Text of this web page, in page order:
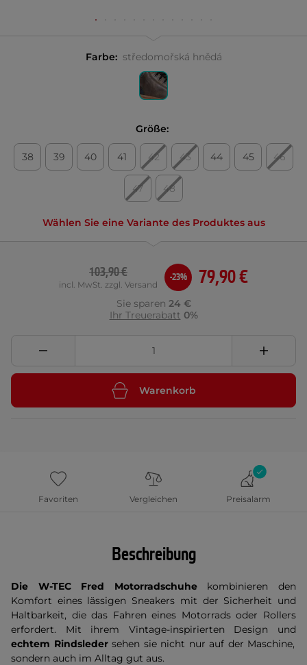
Farbe: středomořská hnědá
Größe:
38 39 40 41 42 43 44 45 46
47 48
Wählen Sie eine Variante des Produktes aus
79,90 €
103,90 €
incl. MwSt. zzgl. Versand
-23%
Sie sparen 24 €
Ihr Treuerabatt 0%
Warenkorb
Favoriten Vergleichen Preisalarm
Beschreibung
Die W-TEC Fred Motorradschuhekombinieren den
Komfort eines lässigen Sneakers mit der Sicherheit und
Haltbarkeit, die das Fahren eines Motorrads oder Rollers
erfordert. Mit ihrem Vintage-inspirierten Design und
echtem Rindsledersehen sie nicht nur auf der Maschine,
sondern auch im Alltag gut aus.